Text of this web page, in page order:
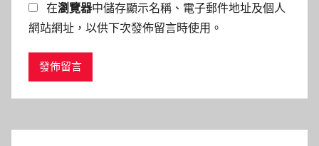
在瀏覽器中儲存顯示名稱、電子郵件地址及個人
網站網址，以供下次發佈留言時使用。